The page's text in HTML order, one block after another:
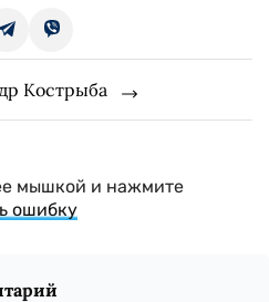
Кострыба
мышкой и нажмите
ошибку